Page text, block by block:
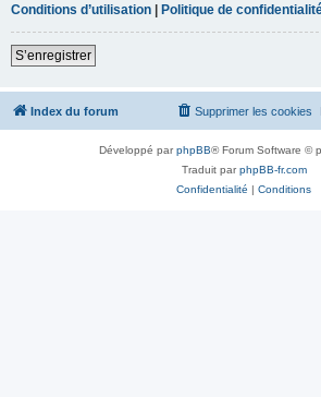
Conditions d’utilisation | Politique de
S’enregistrer
Index du forum Supprimer les cookies
Développé parphpBB® Forum Software ©
Traduit parphpBB-fr.com
Confidentialité | Conditions